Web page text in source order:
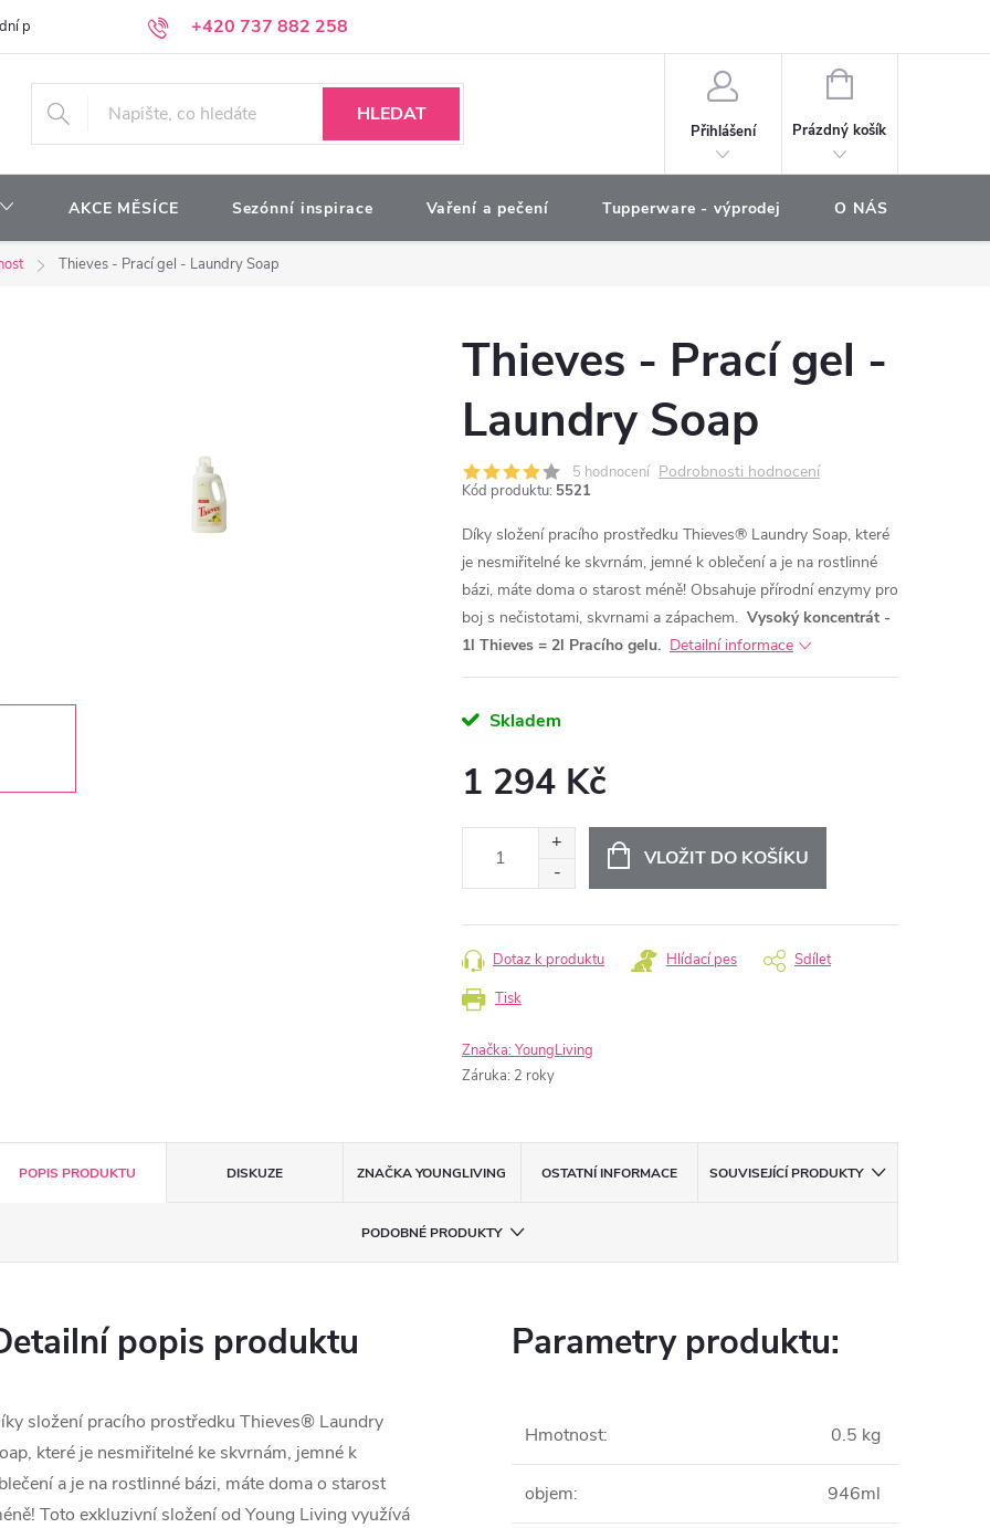
+420 737 882 258
podmínky Podmínky ochrany osobních údajů
HLEDAT
Přihlášení
NÁKUPNÍ
Prázdný košík
AKCE MĚSÍCE Sezónní inspirace Vaření a pečení Tupperware - výprodej O NÁS
Thieves - Prací gel - Laundry Soap
Thieves - Prací gel -
Laundry Soap
5 hodnocení Podrobnosti hodnocení
Kód produktu: 5521
Díky složení pracího prostředku Thieves® Laundry Soap, které
je nesmiřitelné ke skvrnám, jemné k oblečení a je na rostlinné
bázi, máte doma o starost méně! Obsahuje přírodní enzymy pro
boj s nečistotami, skvrnami a zápachem. Vysoký koncentrát -
1l Thieves = 2l Pracího gelu. Detailní informace
Skladem
1 294 Kč
VLOŽIT DO KOŠÍKU
Tisk
Dotaz k produktu Hlídací pes Sdílet
Značka:YoungLiving
Záruka: 2 roky
POPIS PRODUKTU DISKUZE ZNAČKAYOUNGLIVING OSTATNÍ INFORMACE SOUVISEJÍCÍ PRODUKTY
PODOBNÉ PRODUKTY
popis produktu
složení pracího prostředku Thieves® Laundry
které je nesmiřitelné ke skvrnám, jemné k
a je na rostlinné bázi, máte doma o starost
Toto exkluzivní složení od Young Living využívá
Parametry produktu:
Hmotnost: 0.5 kg
objem: 946ml